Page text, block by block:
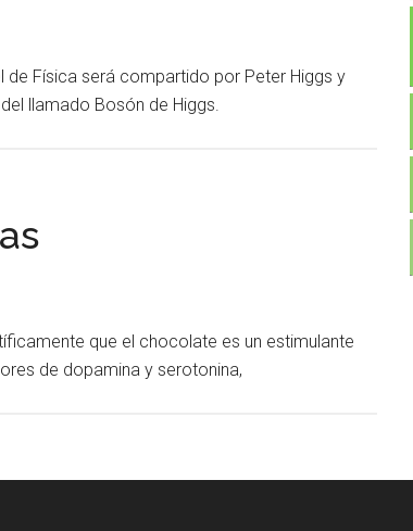
de Física será compartido por Peter Higgs y
llamado Bosón de Higgs.
que el chocolate es un estimulante
de dopamina y serotonina,